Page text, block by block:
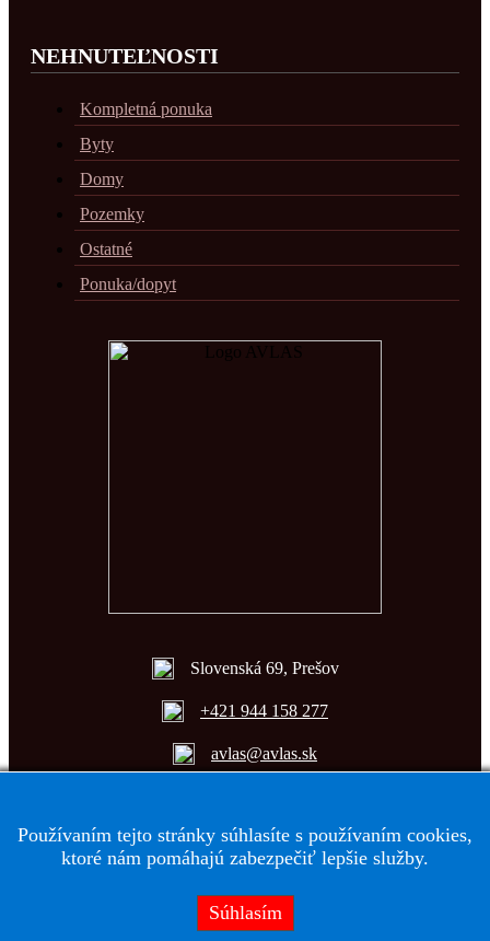
NEHNUTEĽNOSTI
Kompletná ponuka
Byty
Domy
Pozemky
Ostatné
Ponuka/dopyt
Slovenská 69, Prešov
+421 944 158 277
avlas@avlas.sk
Copyright © 2011 AVLAS REALITY s.r.o. | Všetky práva
vyhradené
Používaním tejto stránky súhlasíte s používaním cookies,
ktoré nám pomáhajú zabezpečiť lepšie služby.
Súhlasím